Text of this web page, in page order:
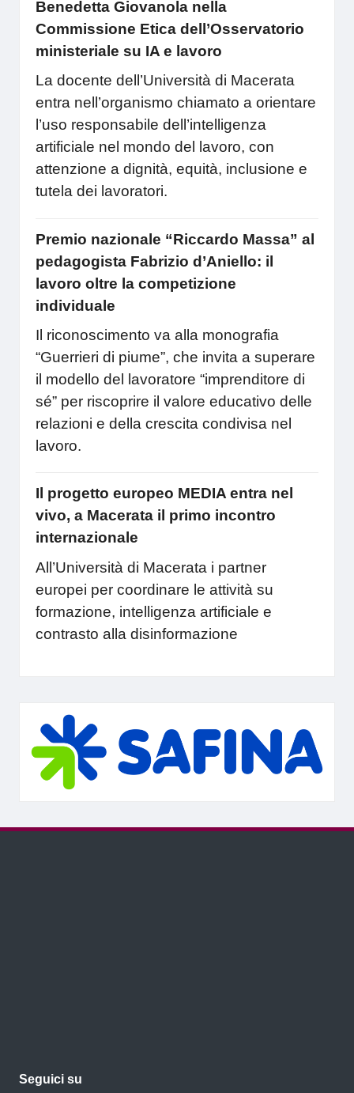
Benedetta Giovanola nella
Commissione Etica dell’Osservatorio
ministeriale su IA e lavoro
La docente dell’Università di Macerata
entra nell’organismo chiamato a orientare
l’uso responsabile dell’intelligenza
artificiale nel mondo del lavoro, con
attenzione a dignità, equità, inclusione e
tutela dei lavoratori.
Premio nazionale “Riccardo Massa” al
pedagogista Fabrizio d’Aniello: il
lavoro oltre la competizione
individuale
Il riconoscimento va alla monografia
“Guerrieri di piume”, che invita a superare
il modello del lavoratore “imprenditore di
sé” per riscoprire il valore educativo delle
relazioni e della crescita condivisa nel
lavoro.
Il progetto europeo MEDIA entra nel
vivo, a Macerata il primo incontro
internazionale
All’Università di Macerata i partner
europei per coordinare le attività su
formazione, intelligenza artificiale e
contrasto alla disinformazione
Seguici su